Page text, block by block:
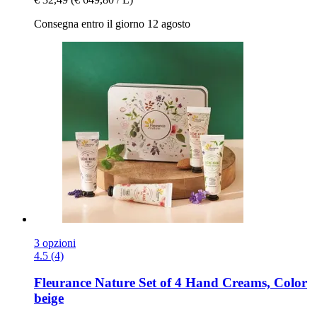
Consegna entro il giorno 12 agosto
3 opzioni
4.5 (4)
Fleurance Nature Set of 4 Hand Creams, Color
beige